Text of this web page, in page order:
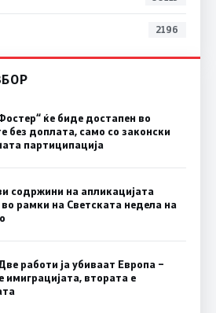
2196
ќе биде достапен во
без доплата, само со законски
партиципација
содржини на апликацијата
во рамки на Светската недела на
работи ја убиваат Европа –
имиграцијата, втората е